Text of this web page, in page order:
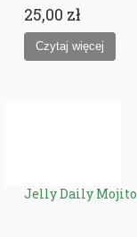
25,00 zł
Jelly Daily Mojito